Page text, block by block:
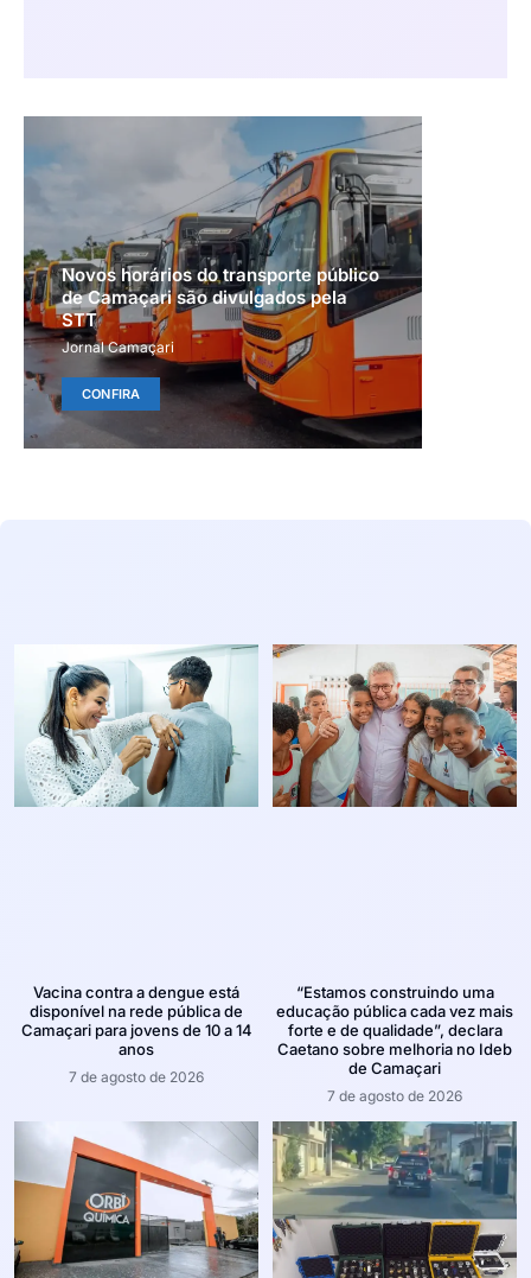
Novos horários do transporte público
de Camaçari são divulgados pela
STT
Jornal Camaçari
CONFIRA
Vacina contra a dengue está
disponível na rede pública de
Camaçari para jovens de 10 a 14
anos
7 de agosto de 2026
“Estamos construindo uma
educação pública cada vez mais
forte e de qualidade”, declara
Caetano sobre melhoria no Ideb
de Camaçari
7 de agosto de 2026